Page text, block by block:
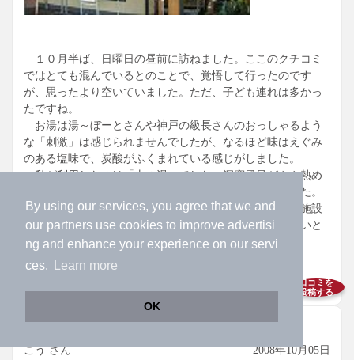
By using our services, you agree that we and
our partners use cookies to improve advertisi
ng and enhance your experience on our servi
ces.
Learn more
OK
口コミを
投稿する
１０月半ば、日曜日の昼前に訪ねました。ここのクチコミ
ではとても混んでいるとのことで、覚悟して行ったのです
が、思ったより空いていました。ただ、子ども連れは多かっ
たですね。
お湯は湯～ぼーとさんや神戸の級長さんのおっしゃるよう
な「刺激」は感じられませんでしたが、なるほど味はえぐみ
のある塩味で、炭酸がふくまれている感じがしました。
私が利用したのは「山の湯」でした。洞窟風呂がやや熱め
で、熱いほうが好きな私にはちょうどよい加減の湯でした。
スーパー銭湯ほどにはどぎつくはなく、ほどよい感じの施設
に思われました。次には「川の湯」のほうも試してみたいと
思います。
4.0
こう さん 2008年10月05日